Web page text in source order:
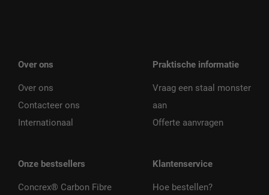
Over ons
Over ons
Contacteer ons
Internationaal
Onze bestsellers
Concrex® Carbon Fibre
Praktische informatie
Vraag een staal monster
aan
Offerte aanvragen
Klantenservice
Hoe bestellen?